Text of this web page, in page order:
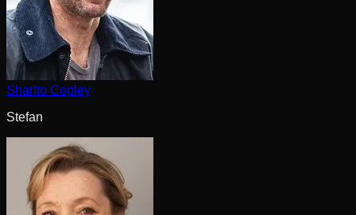
Sharlto Copley
Stefan